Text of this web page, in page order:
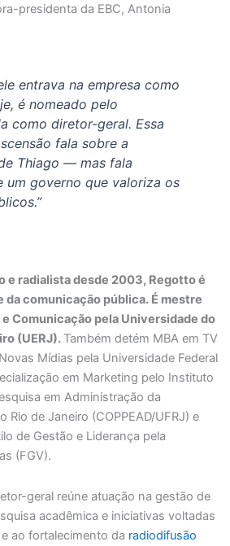
presidenta da EBC, Antonia
entrava na empresa como
é nomeado pelo
como diretor-geral. Essa
fala sobre a
Thiago — mas fala
um governo que valoriza os
e radialista desde 2003, Regotto é
da comunicação pública. É mestre
Comunicação pela Universidade do
(UERJ). Também detém MBA em TV
Mídias pela Universidade Federal
em Marketing pelo Instituto
em Administração da
Rio de Janeiro (COPPEAD/UFRJ) e
de Gestão e Liderança pela
(FGV).
geral reúne atuação na gestão de
acadêmica e iniciativas voltadas
ao fortalecimento da radiodifusão